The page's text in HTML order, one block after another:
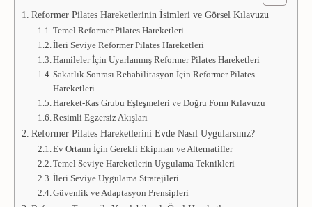
Reformer Pilates Hareketlerinin İsimleri ve Görsel Kılavuzu
Temel Reformer Pilates Hareketleri
İleri Seviye Reformer Pilates Hareketleri
Hamileler İçin Uyarlanmış Reformer Pilates Hareketleri
Sakatlık Sonrası Rehabilitasyon İçin Reformer Pilates
Hareketleri
Hareket-Kas Grubu Eşleşmeleri ve Doğru Form Kılavuzu
Resimli Egzersiz Akışları
Reformer Pilates Hareketlerini Evde Nasıl Uygularsınız?
Ev Ortamı İçin Gerekli Ekipman ve Alternatifler
Temel Seviye Hareketlerin Uygulama Teknikleri
İleri Seviye Uygulama Stratejileri
Güvenlik ve Adaptasyon Prensipleri